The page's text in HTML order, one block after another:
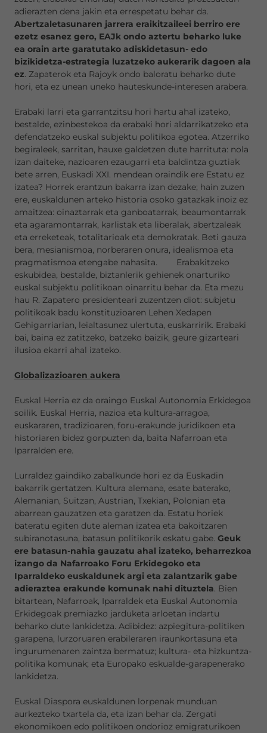
adierazten dena jakin eta errespetatu behar da.
Abertzaletasunaren jarrera eraikitzaileei berriro ere
ezetz esanez gero, EAJk ondo aztertu beharko luke
ea orain arte garatutako adiskidetasun- edo
bizikidetza-estrategia luzatzeko aukerarik dagoen ala
ez. Zapaterok eta Rajoyk ondo baloratu beharko dute
hori, eta ez unean uneko hauteskunde-interesen arabera.
Erabaki larri eta garrantzitsu hori hartu ahal izateko,
bestalde, ezinbestekoa da erabaki hori aldarrikatzeko eta
defendatzeko euskal subjektu politikoa egotea. Atzerriko
begiraleek, sarritan, hauxe galdetzen dute harrituta: nola
izan daiteke, nazioaren ezaugarri eta baldintza guztiak
bete arren, Euskadi XXI. mendean oraindik ere Estatu ez
izatea? Horrek erantzun bakarra izan dezake; hain zuzen
ere, euskaldunen arteko historia osoko gatazkak inoiz ez
amaitzea: oinaztarrak eta ganboatarrak, beaumontarrak
eta agaramontarrak, karlistak eta liberalak, abertzaleak
eta erreketeak, totalitarioak eta demokratak. Beti gauza
bera, mesianismoa, norberaren onura, idealismoa eta
pragmatismoa etengabe nahasita. Erabakitzeko
eskubidea, bestalde, biztanlerik gehienek onarturiko
euskal subjektu politikoan oinarritu behar da. Eta mezu
hau R. Zapatero presidenteari zuzentzen diot: subjetu
politikoak badu konstituzioaren Lehen Xedapen
Gehigarriarian, leialtasunez ulertuta, euskarririk. Erabaki
bai, baina ez zatitzeko, batzeko baizik, geure gizarteari
ilusioa ekarri ahal izateko.
Globalizazioaren aukera
Euskal Herria ez da oraingo Euskal Autonomia Erkidegoa
soilik. Euskal Herria, nazioa eta kultura-arragoa,
euskararen, tradizioaren, foru-erakunde juridikoen eta
historiaren bidez gorpuzten da, baita Nafarroan eta
Iparralden ere.
Lurraldez gaindiko zabalkunde hori ez da Euskadin
bakarrik gertatzen. Kultura alemana, esate baterako,
Alemanian, Suitzan, Austrian, Txekian, Polonian eta
abarrean gauzatzen eta garatzen da. Estatu horiek
bateratu egiten dute aleman izatea eta bakoitzaren
subiranotasuna, batasun politikorik eskatu gabe. Geuk
ere batasun-nahia gauzatu ahal izateko, beharrezkoa
izango da Nafarroako Foru Erkidegoko eta
Iparraldeko euskaldunek argi eta zalantzarik gabe
adieraztea erakunde komunak nahi dituztela. Bien
bitartean, Nafarroak, Iparraldek eta Euskal Autonomia
Erkidegoak premiazko jarduketa arloetan indartu
beharko dute lankidetza. Adibidez: azpiegitura-politiken
garapena, lurzoruaren erabileraren iraunkortasuna eta
ingurumenaren zaintza bermatuz; kultura- eta hizkuntza-
politika komunak; eta Europako eskualde-garapenerako
lankidetza.
Euskal Diaspora euskaldunen lorpenak munduan
aurkezteko txartela da, eta izan behar da. Zergati
ekonomikoen edo politikoen ondorioz emigraturikoen